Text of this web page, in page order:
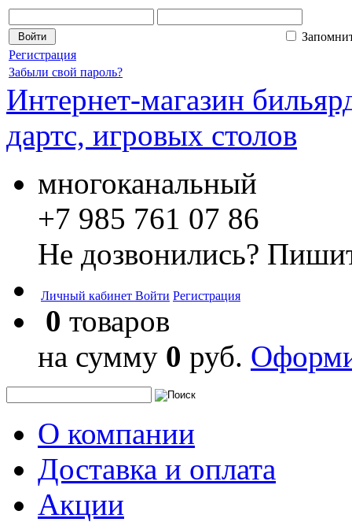
Регистрация
Забыли свой пароль?
Интернет-магазин
дартс, игровых столов
многоканальный
+7 985 761 07 86
Не дозвонились?
Личный кабинет Войти Регистрация
0 товаров
на сумму 0 руб.
О компании
Доставка и оплата
Акции